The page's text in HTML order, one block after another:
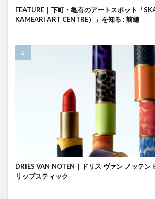
FEATURE｜下町・亀有のアートスポット「
KAMEARI ART CENTRE）」を知る : 前編
DRIES VAN NOTEN｜ドリス ヴァン ノッテン
リップスティック